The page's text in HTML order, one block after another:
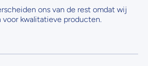
ons van de rest omdat wij
voor kwalitatieve producten.